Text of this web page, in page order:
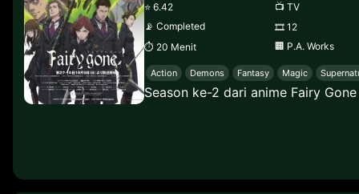
⭐ 6.42 📺 TV
📡 Completed 🎞 12
⏱ 20 Menit 🏢 P.A. Works
Action Demons Fantasy Magic
Season ke-2 dari anime Fairy Gone